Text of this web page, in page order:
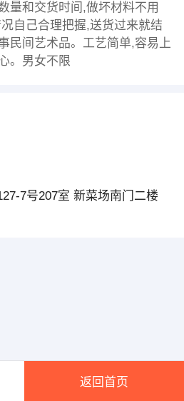
量和交货时间,做坏材料不用
自己合理把握,送货过来就结
民间艺术品。工艺简单,容易上
。男女不限
7号207室 新菜场南门二楼
返回首页